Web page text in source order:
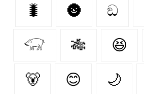
🐛 🌚 ඞ
𓃟 🎋 😆
🐻‍ 😊 🌙